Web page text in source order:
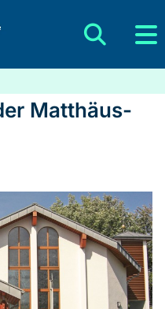
Matthäus-